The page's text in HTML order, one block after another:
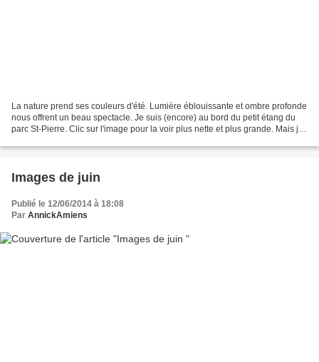
La nature prend ses couleurs d'été. Lumière éblouissante et ombre profonde
nous offrent un beau spectacle. Je suis (encore) au bord du petit étang du
parc St-Pierre. Clic sur l'image pour la voir plus nette et plus grande. Mais je
Images de juin
Publié le 12/06/2014 à 18:08
Par AnnickAmiens